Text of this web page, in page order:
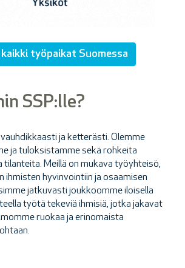
työpaikat Suomessa
SSP:lle?
vauhdikkaasti ja ketterästi. Olemme
ja tuloksistamme sekä rohkeita
tilanteita. Meillä on mukava työyhteisö,
ihmisten hyvinvointiin ja osaamisen
jatkuvasti joukkoomme iloisella
työtä tekeviä ihmisiä, jotka jakavat
ruokaa ja erinomaista